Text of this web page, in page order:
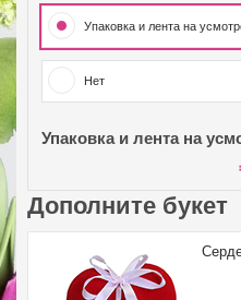
Упаковка и лента на
Нет
Упаковка и лента на
Дополните букет